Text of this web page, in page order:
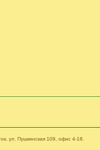
ул. Пушкинская 109, офис 4-18.